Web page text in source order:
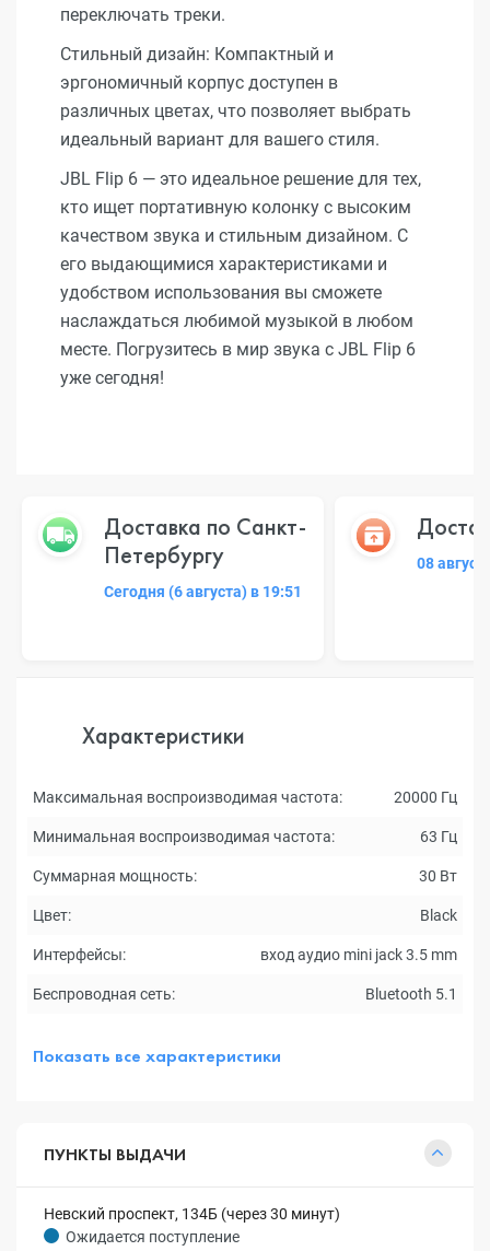
переключать треки.
Стильный дизайн: Компактный и
эргономичный корпус доступен в
различных цветах, что позволяет выбрать
идеальный вариант для вашего стиля.
JBL Flip 6 — это идеальное решение для тех,
кто ищет портативную колонку с высоким
качеством звука и стильным дизайном. С
его выдающимися характеристиками и
удобством использования вы сможете
наслаждаться любимой музыкой в любом
месте. Погрузитесь в мир звука с JBL Flip 6
уже сегодня!
Доставка по Санкт-
Петербургу
Сегодня (6 августа) в 19:51
08
Характеристики
Максимальная воспроизводимая частота: 20000 Гц
Минимальная воспроизводимая частота: 63 Гц
Суммарная мощность: 30 Вт
Цвет: Black
Интерфейсы: вход аудио mini jack 3.5 mm
Беспроводная сеть: Bluetooth 5.1
Показать все характеристики
ПУНКТЫ ВЫДАЧИ
Невский проспект, 134Б (через 30 минут)
Ожидается поступление